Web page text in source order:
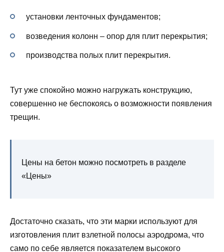
установки ленточных фундаментов;
возведения колонн – опор для плит перекрытия;
производства полых плит перекрытия.
Тут уже спокойно можно нагружать конструкцию,
совершенно не беспокоясь о возможности появления
трещин.
Цены на бетон можно посмотреть в разделе
«Цены»
Достаточно сказать, что эти марки используют для
изготовления плит взлетной полосы аэродрома, что
само по себе является показателем высокого